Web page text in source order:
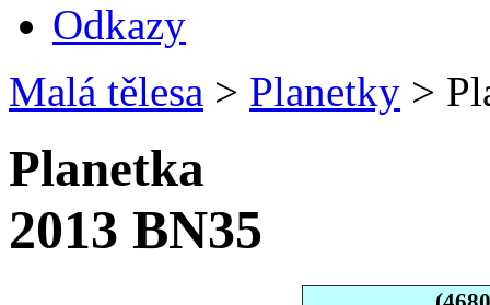
Odkazy
Malá tělesa > Planetky >
Planetka
2013 BN35